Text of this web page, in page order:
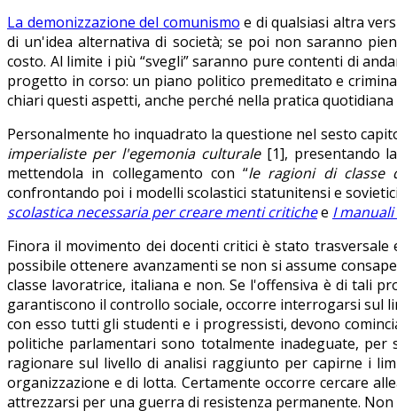
La demonizzazione del comunismo e di qualsiasi altra
di un'idea alternativa di società; se poi non saranno
costo. Al limite i più “svegli” saranno pure contenti di
progetto in corso: un piano politico premeditato e
chiari questi aspetti, anche perché nella pratica
Personalmente ho inquadrato la questione nel sesto
imperialiste per l'egemonia culturale[1], presentando
mettendola in collegamento con “le ragioni di classe
confrontando poi i modelli scolastici statunitensi e
scolastica necessaria per creare menti critichee I
Finora il movimento dei docenti critici è stato
possibile ottenere avanzamenti se non si assume
classe lavoratrice, italiana e non. Se l'offensiva è di tali
garantiscono il controllo sociale, occorre interrogarsi sul
con esso tutti gli studenti e i progressisti, devono
politiche parlamentari sono totalmente inadeguate,
ragionare sul livello di analisi raggiunto per capirne i
organizzazione e di lotta. Certamente occorre cercare
attrezzarsi per una guerra di resistenza permanente.